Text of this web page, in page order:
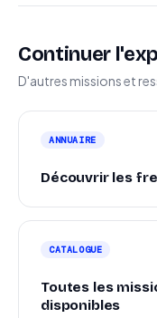
Continuer
D'autres missions et
ANNUAIRE
Découvrir les
CATALOGUE
Toutes les
disponibles